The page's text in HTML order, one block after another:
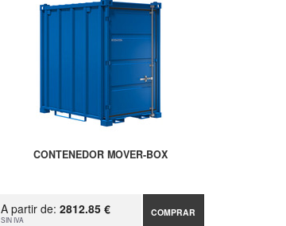
CONTENEDOR MOVER-BOX
A partir de:2812.85 €
SIN IVA
COMPRAR